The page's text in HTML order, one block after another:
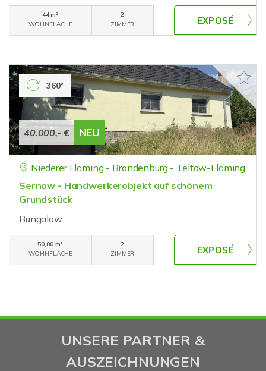
44 m²
WOHNFLÄCHE
2
ZIMMER
40.000,- € NEU
360°
Niederer Fläming - Brandenburg - Teltow-Fläming
Sernow - Handwerkerobjekt auf schönem
Grundstück
Bungalow
50,80 m²
WOHNFLÄCHE
2
ZIMMER
UNSERE PARTNER &
AUSZEICHNUNGEN